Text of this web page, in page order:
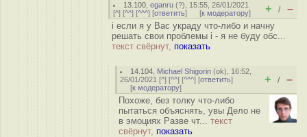
13.100 ,eganru (?), 15:55, 26/01/2021
[^] [^^] [^^^] [ответить] [к модератору] + / –
i если я у Вас украду что-либо и начну
решать свои проблемы i - я не буду обс...
текст свёрнут, показать
14.104 Michael Shigorin (ok), 16:52,
26/01/2021 [^] [^^] [^^^] [ответить]
[к модератору]
+ / –
Похоже, без толку что-либо
пытаться объяснять, увы Дело не
в эмоциях Разве чт... текст
свёрнут, показать